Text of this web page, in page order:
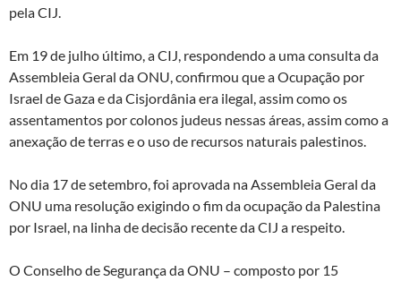
pela CIJ.
Em 19 de julho último, a CIJ, respondendo a uma consulta da
Assembleia Geral da ONU, confirmou que a Ocupação por
Israel de Gaza e da Cisjordânia era ilegal, assim como os
assentamentos por colonos judeus nessas áreas, assim como a
anexação de terras e o uso de recursos naturais palestinos.
No dia 17 de setembro, foi aprovada na Assembleia Geral da
ONU uma resolução exigindo o fim da ocupação da Palestina
por Israel, na linha de decisão recente da CIJ a respeito.
O Conselho de Segurança da ONU – composto por 15